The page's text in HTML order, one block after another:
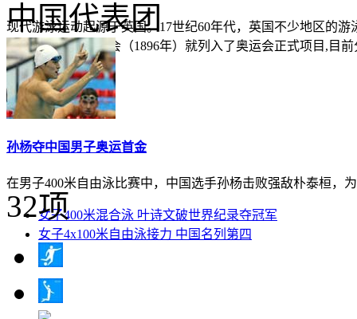
现代游泳运动起源于英国。17世纪60年代，英国不少地区的
游泳从第一届奥运会（1896年）就列入了奥运会正式项目,目
中国代表团
孙杨夺中国男子奥运首金
在男子400米自由泳比赛中，中国选手孙杨击败强敌朴泰桓，
女子400米混合泳 叶诗文破世界纪录夺冠军
女子4x100米自由泳接力 中国名列第四
32项